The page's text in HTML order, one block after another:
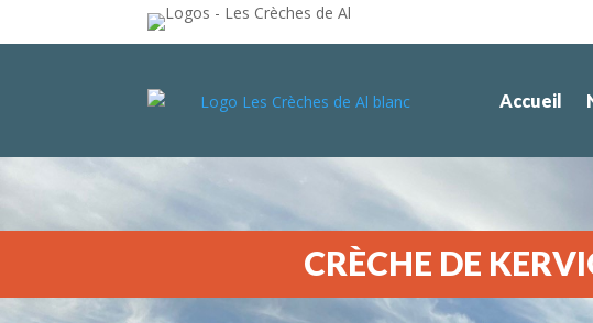
Accueil
CRÈCHE DE